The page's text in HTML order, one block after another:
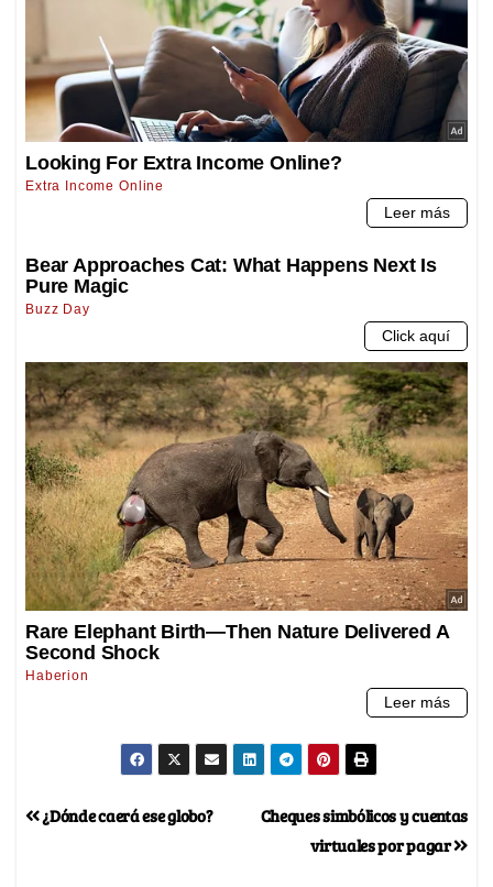
Cheques simbólicos y cuentas
virtuales por pagar
¿Dónde caerá ese globo?